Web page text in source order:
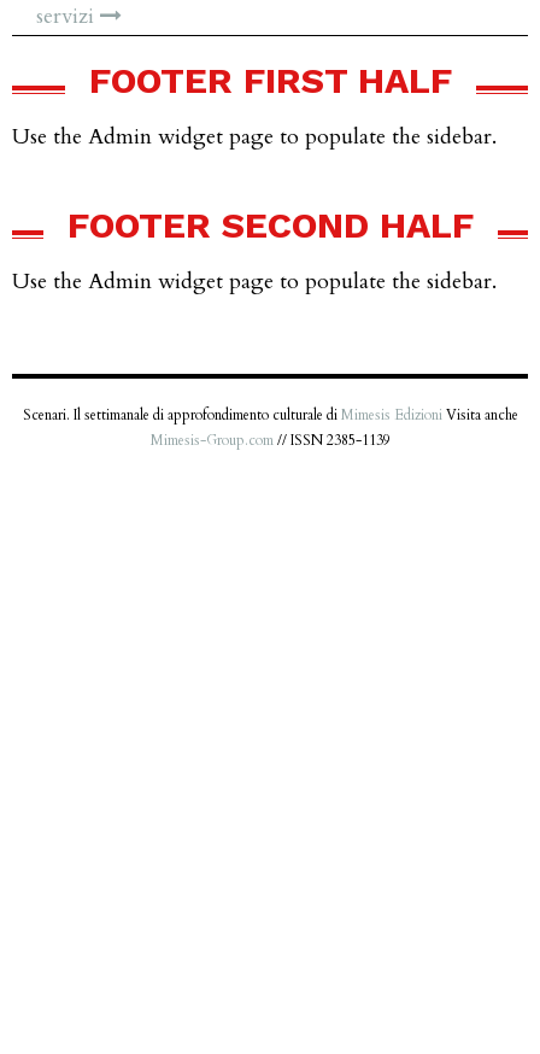
servizi
FOOTER FIRST HALF
Use the Admin widget page to populate the sidebar.
FOOTER SECOND HALF
Use the Admin widget page to populate the sidebar.
Scenari. Il settimanale di approfondimento culturale diMimesis EdizioniVisita anche
Mimesis-Group.com// ISSN 2385-1139